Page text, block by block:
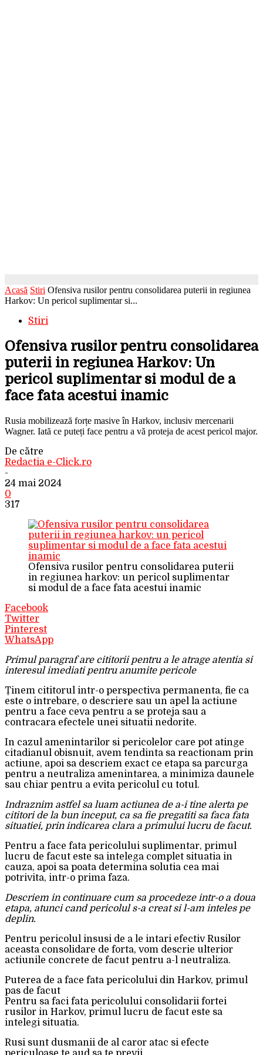
Acasă Stiri Ofensiva rusilor pentru consolidarea puterii in regiunea
Harkov: Un pericol suplimentar si...
Stiri
Ofensiva rusilor pentru consolidarea
puterii in regiunea Harkov: Un
pericol suplimentar si modul de a
face fata acestui inamic
Rusia mobilizează forțe masive în Harkov, inclusiv mercenarii
Wagner. Iată ce puteți face pentru a vă proteja de acest pericol major.
De către
Redactia e-Click.ro
-
24 mai 2024
0
317
Ofensiva rusilor pentru consolidarea puterii
in regiunea harkov: un pericol suplimentar
si modul de a face fata acestui inamic
Facebook
Twitter
Pinterest
WhatsApp
Primul paragraf are cititorii pentru a le atrage atentia si
interesul imediati pentru anumite pericole
Ținem cititorul intr-o perspectiva permanenta, fie ca
este o intrebare, o descriere sau un apel la actiune
pentru a face ceva pentru a se proteja sau a
contracara efectele unei situatii nedorite.
In cazul amenintarilor si pericolelor care pot atinge
citadianul obisnuit, avem tendinta sa reactionam prin
actiune, apoi sa descriem exact ce etapa sa parcurga
pentru a neutraliza amenintarea, a minimiza daunele
sau chiar pentru a evita pericolul cu totul.
Indraznim astfel sa luam actiunea de a-i tine alerta pe
cititori de la bun inceput, ca sa fie pregatiti sa faca fata
situatiei, prin indicarea clara a primului lucru de facut.
Pentru a face fata pericolului suplimentar, primul
lucru de facut este sa intelega complet situatia in
cauza, apoi sa poata determina solutia cea mai
potrivita, intr-o prima faza.
Descriem in continuare cum sa procedeze intr-o a doua
etapa, atunci cand pericolul s-a creat si l-am inteles pe
deplin.
Pentru pericolul insusi de a le intari efectiv Rusilor
aceasta consolidare de forta, vom descrie ulterior
actiunile concrete de facut pentru a-l neutraliza.
Puterea de a face fata pericolului din Harkov, primul
pas de facut
Pentru sa faci fata pericolului consolidarii fortei
rusilor in Harkov, primul lucru de facut este sa
intelegi situatia.
Rusi sunt dusmanii de al caror atac si efecte